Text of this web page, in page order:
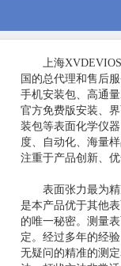
上海
国的总代理和售后服
手机安装包、高
官方免费版安装、
装包等表面化学仪器
度、自动化、
注重于产品创新、
表面张力最为精
是本产品优于其他表
的唯一秘密。测
定。经过多年的经
无疑问的精准的测定